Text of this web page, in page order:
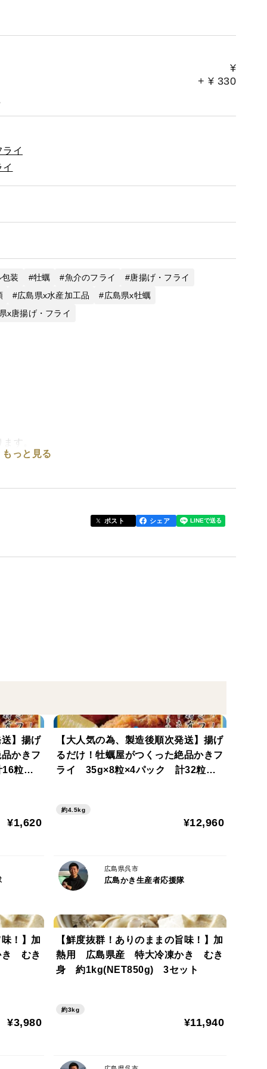
ろしくお願いいたします。
¥
+ ¥ 330
イ
装 牡蠣 魚介のフライ
唐揚げ・フライ
広島県x水産加工品
広島県x牡蠣
x唐揚げ・フライ
す。
運賃など、関連するものがすべて値上がりとなり
う、
てください。
やタルタルソースをかけてお召し上がり頂くのも
もっと見る
ポスト シェア
送】揚げ
かきフ
16粒
¥1,620
【大人気の為、製造後順次発送】揚げ
るだけ！牡蠣屋がつくった絶品かきフ
ライ 35g×8粒×4パック 計32粒
約4.5kg
¥12,960
広島県呉市
広島かき生産者応援隊
！】加
き むき
¥3,980
【鮮度抜群！ありのままの旨味！】加
熱用 広島県産 特大冷凍かき むき
身 約1kg(NET850g) 3セット
約3kg
¥11,940